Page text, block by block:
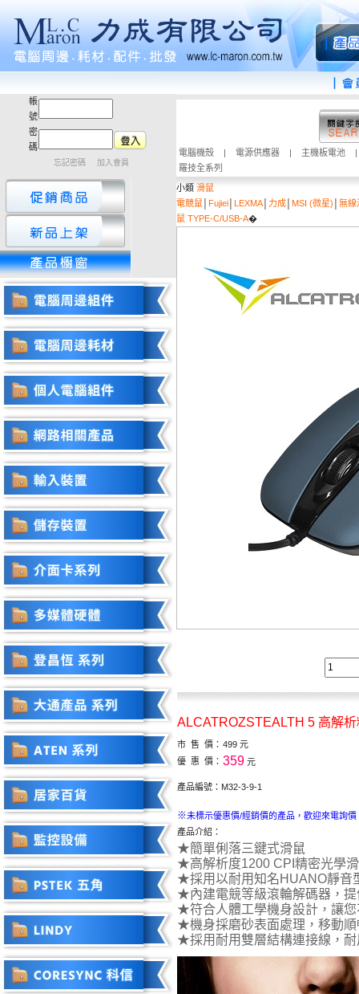
帳
號
密
碼
忘記密碼 加入會員
電腦機殼 | 電源供應器 | 主機板電池
羅技全系列
小類 滑鼠
電競鼠
Fujiei LEXMA 力成 MSI (微星)
無線
鼠 TYPE-C/USB-A�
ALCATROZSTEALTH 5 高解
市 售 價： 499 元
優 惠 價： 359 元
產品編號：M32-3-9-1
※未標示優惠價/經銷價的產品，歡迎來電詢價
產品介紹：
★簡單俐落三鍵式滑鼠
★高解析度1200 CPI精密光學
★採用以耐用知名HUANO靜音
★內建電競等級滾輪解碼器，
★符合人體工學機身設計，讓
★機身採磨砂表面處理，移動順
★採用耐用雙層結構連接線，耐